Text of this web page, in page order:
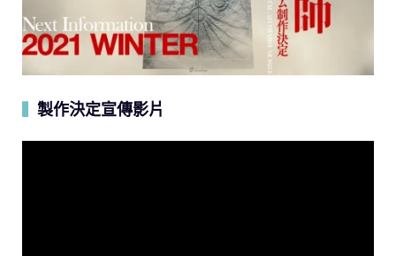
製作決定宣傳影片